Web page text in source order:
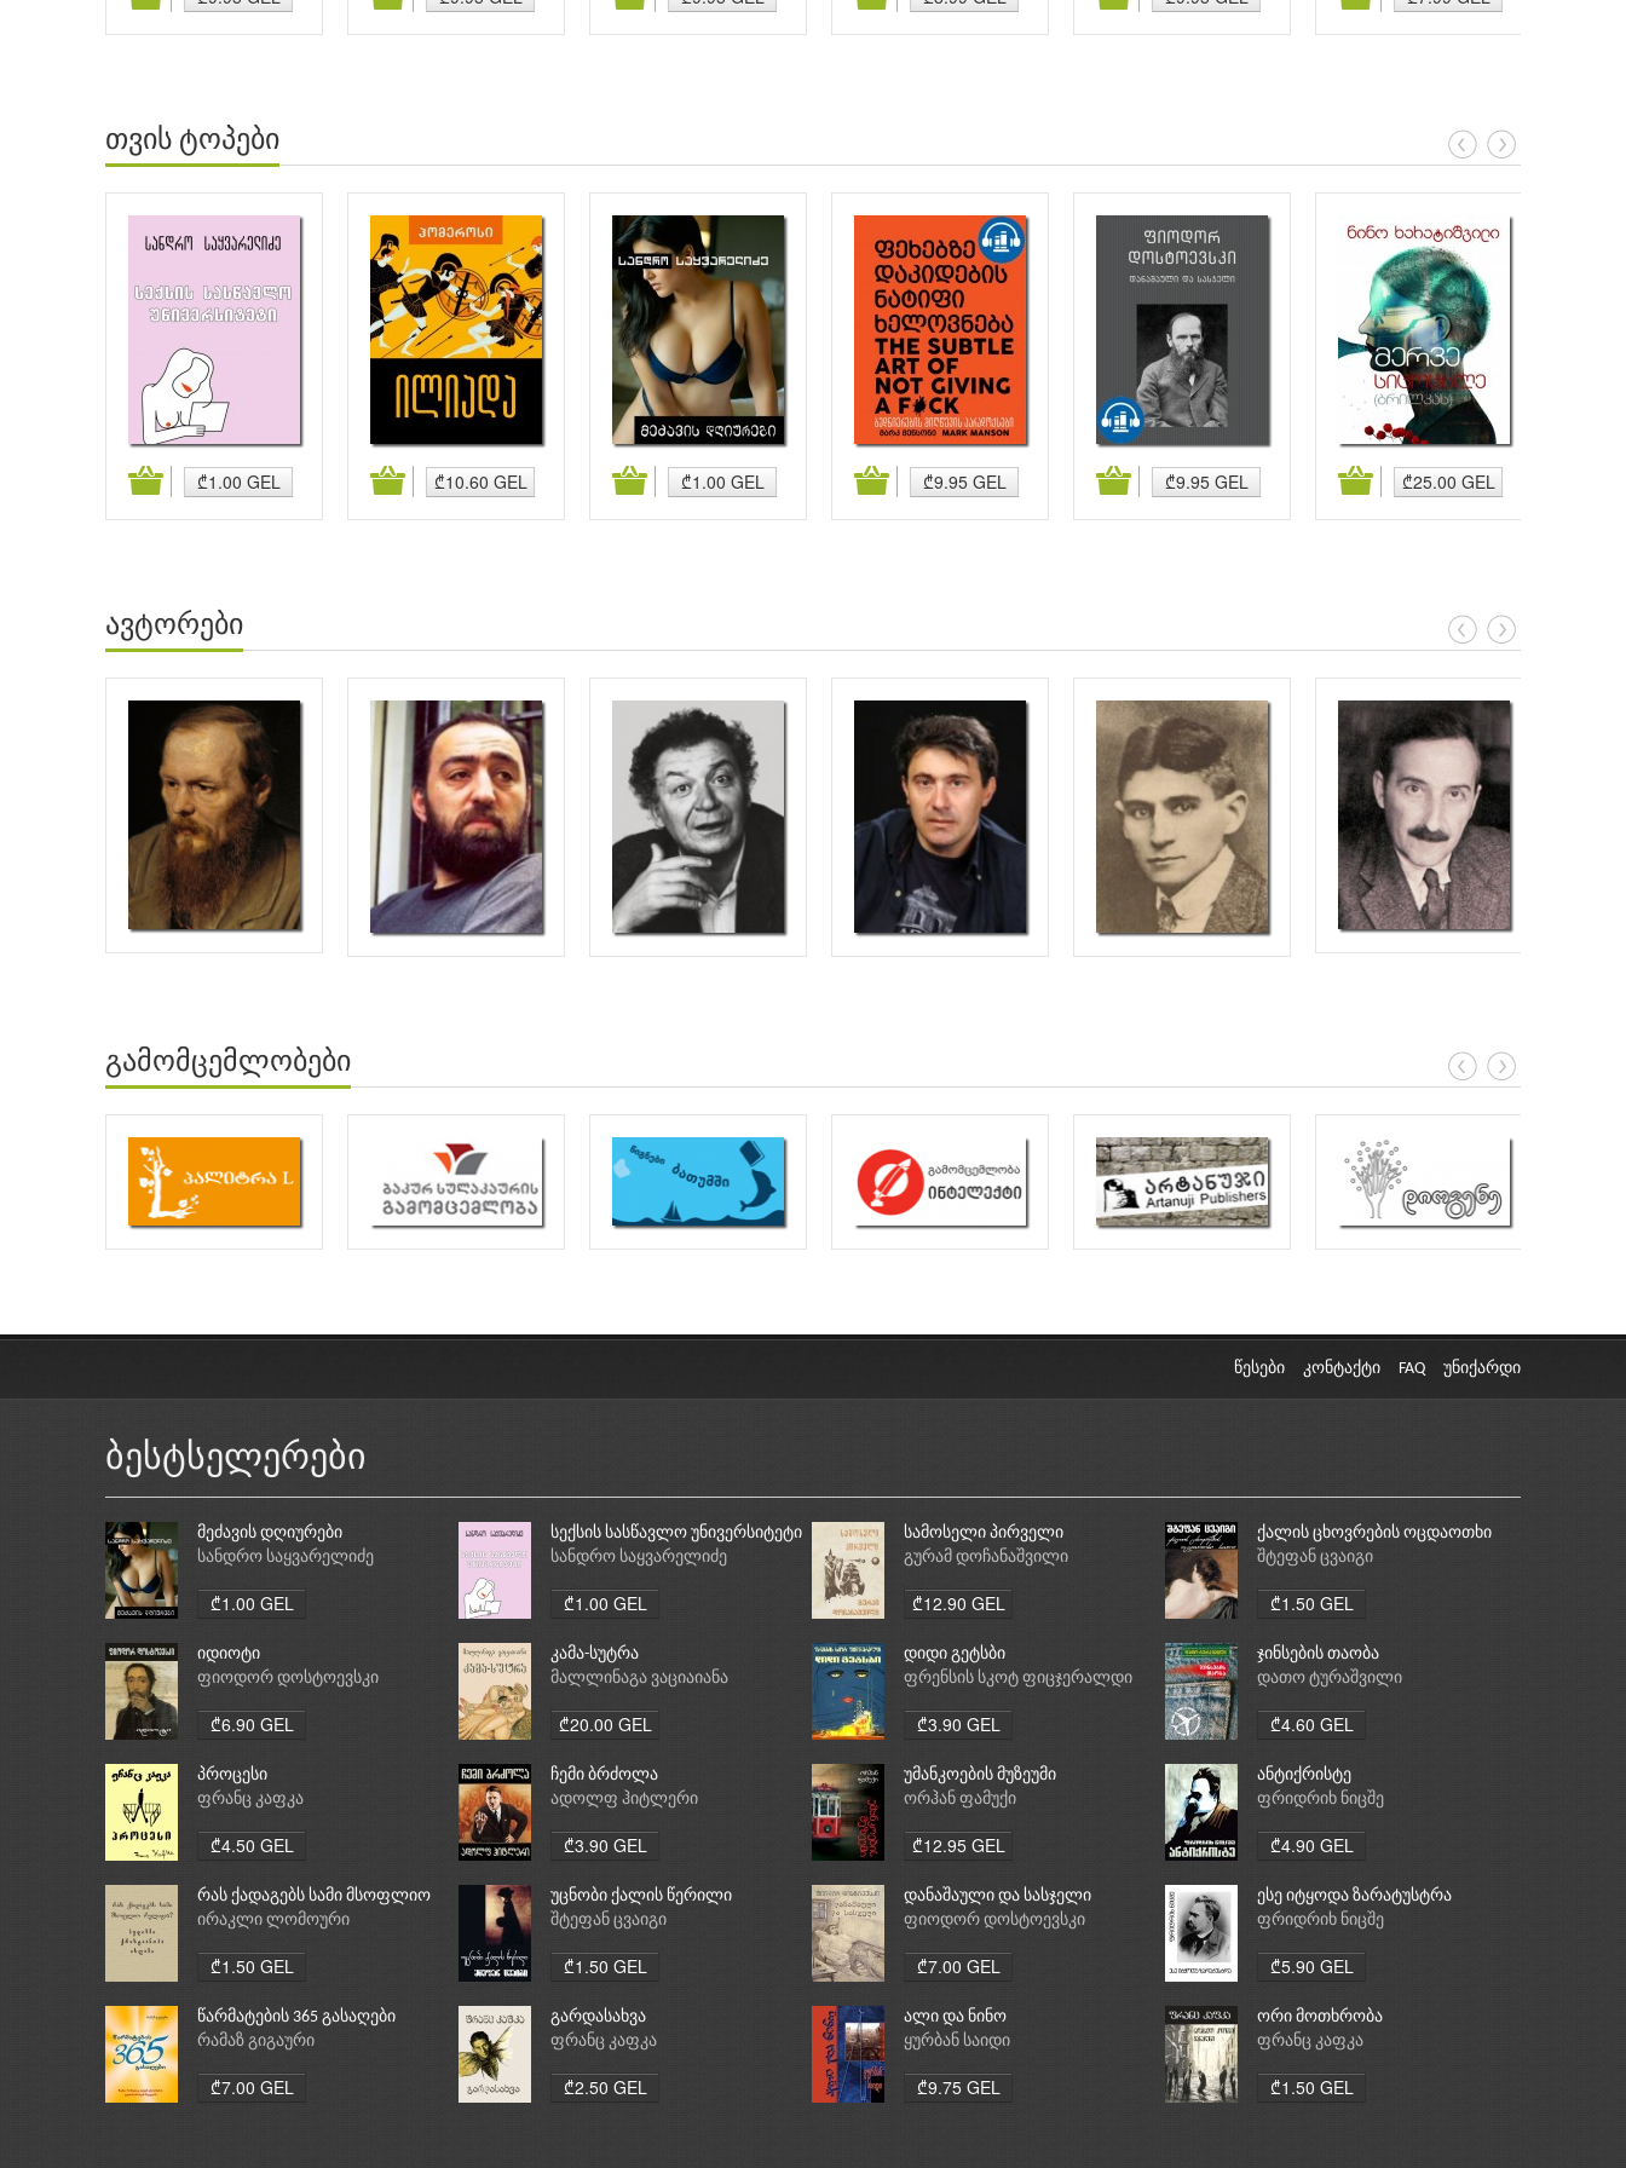
თვის ტოპები
₾1.00 GEL ₾10.60 GEL ₾1.00 GEL ₾9.95 GEL ₾9.95 GEL
კალათაში დამატება ₾25.00 GEL
კალათაში დამატება კალათაში დამატება კალათაში დამატება კალათაში დამატება კალათაში დამატება
ავტორები
გამომცემლობები
წესები კონტაქტი FAQ უნიქარდი
ბესტსელერები
მეძავის დღიურები
სანდრო საყვარელიძე
₾1.00 GEL
სექსის სასწავლო უნივერსიტეტი
სანდრო საყვარელიძე
₾1.00 GEL
სამოსელი პირველი
გურამ დოჩანაშვილი
₾12.90 GEL
ქალის ცხოვრების ოცდაოთხი
საათი
შტეფან ცვაიგი
₾1.50 GEL
იდიოტი
ფიოდორ დოსტოევსკი
₾6.90 GEL
კამა-სუტრა
მალლინაგა ვაციაიანა
₾20.00 GEL
დიდი გეტსბი
ფრენსის სკოტ ფიცჯერალდი
₾3.90 GEL
ჯინსების თაობა
დათო ტურაშვილი
₾4.60 GEL
პროცესი
ფრანც კაფკა
₾4.50 GEL
ჩემი ბრძოლა
ადოლფ ჰიტლერი
₾3.90 GEL
უმანკოების მუზეუმი
ორჰან ფამუქი
₾12.95 GEL
ანტიქრისტე
ფრიდრიხ ნიცშე
₾4.90 GEL
რას ქადაგებს სამი მსოფლიო
რელიგია: ბუდიზმი,
ირაკლი ლომოური
₾1.50 GEL
უცნობი ქალის წერილი
შტეფან ცვაიგი
₾1.50 GEL
დანაშაული და სასჯელი
ფიოდორ დოსტოევსკი
₾7.00 GEL
ესე იტყოდა ზარატუსტრა
ფრიდრიხ ნიცშე
₾5.90 GEL
წარმატების 365 გასაღები
რამაზ გიგაური
₾7.00 GEL
გარდასახვა
ფრანც კაფკა
₾2.50 GEL
ალი და ნინო
ყურბან საიდი
₾9.75 GEL
ორი მოთხრობა
ფრანც კაფკა
₾1.50 GEL